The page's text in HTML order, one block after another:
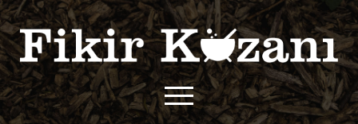
Fikir
Kazanı
menüyü
aç